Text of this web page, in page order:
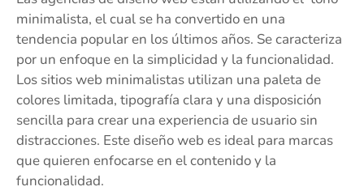
minimalista, el cual se ha convertido en una
tendencia popular en los últimos años. Se caracteriza
por un enfoque en la simplicidad y la funcionalidad.
Los sitios web minimalistas utilizan una paleta de
colores limitada, tipografía clara y una disposición
sencilla para crear una experiencia de usuario sin
distracciones. Este diseño web es ideal para marcas
que quieren enfocarse en el contenido y la
funcionalidad.